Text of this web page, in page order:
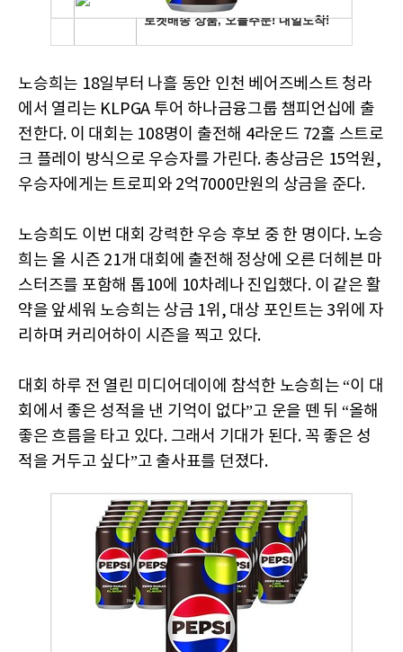
노승희는 18일부터 나흘 동안 인천 베어즈베스트 청라
에서 열리는 KLPGA 투어 하나금융그룹 챔피언십에 출
전한다. 이 대회는 108명이 출전해 4라운드 72홀 스트로
크 플레이 방식으로 우승자를 가린다. 총상금은 15억원,
우승자에게는 트로피와 2억7000만원의 상금을 준다.
노승희도 이번 대회 강력한 우승 후보 중 한 명이다. 노승
희는 올 시즌 21개 대회에 출전해 정상에 오른 더헤븐 마
스터즈를 포함해 톱10에 10차례나 진입했다. 이 같은 활
약을 앞세워 노승희는 상금 1위, 대상 포인트는 3위에 자
리하며 커리어하이 시즌을 찍고 있다.
대회 하루 전 열린 미디어데이에 참석한 노승희는 “이 대
회에서 좋은 성적을 낸 기억이 없다”고 운을 뗀 뒤 “올해
좋은 흐름을 타고 있다. 그래서 기대가 된다. 꼭 좋은 성
적을 거두고 싶다”고 출사표를 던졌다.